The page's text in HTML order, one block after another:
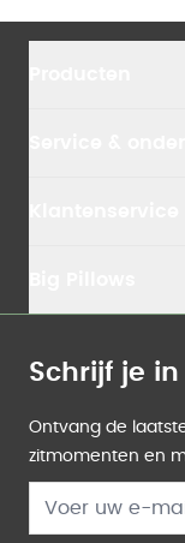
Schrijf je
Ontvang de
zitmomenten en